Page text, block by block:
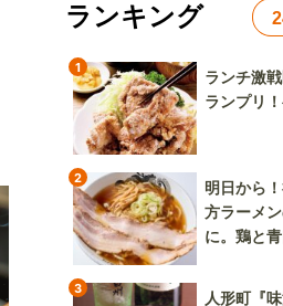
ランキング
1
ランチ激
ランプリ
2
明日から
方ラーメ
に。鶏と
3
人形町『